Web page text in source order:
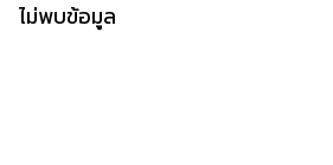
ไม่พบข้อมูล